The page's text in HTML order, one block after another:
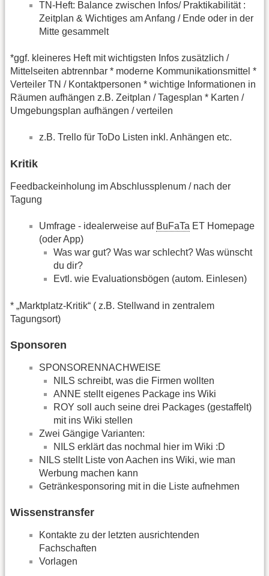
TN-Heft: Balance zwischen Infos/ Praktikabilität :
Zeitplan & Wichtiges am Anfang / Ende oder in der
Mitte gesammelt
*ggf. kleineres Heft mit wichtigsten Infos zusätzlich /
Mittelseiten abtrennbar * moderne Kommunikationsmittel *
Verteiler TN / Kontaktpersonen * wichtige Informationen in
Räumen aufhängen z.B. Zeitplan / Tagesplan * Karten /
Umgebungsplan aufhängen / verteilen
z.B. Trello für ToDo Listen inkl. Anhängen etc.
Kritik
Feedbackeinholung im Abschlussplenum / nach der
Tagung
Umfrage - idealerweise auf BuFaTa ET Homepage
(oder App)
Was war gut? Was war schlecht? Was wünscht
du dir?
Evtl. wie Evaluationsbögen (autom. Einlesen)
* „Marktplatz-Kritik“ ( z.B. Stellwand in zentralem
Tagungsort)
Sponsoren
SPONSORENNACHWEISE
NILS schreibt, was die Firmen wollten
ANNE stellt eigenes Package ins Wiki
ROY soll auch seine drei Packages (gestaffelt)
mit ins Wiki stellen
Zwei Gängige Varianten:
NILS erklärt das nochmal hier im Wiki :D
NILS stellt Liste von Aachen ins Wiki, wie man
Werbung machen kann
Getränkesponsoring mit in die Liste aufnehmen
Wissenstransfer
Kontakte zu der letzten ausrichtenden
Fachschaften
Vorlagen